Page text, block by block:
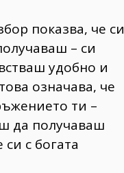
показва, че си
– си
удобно и
означава, че
ти –
да получаваш
с богата